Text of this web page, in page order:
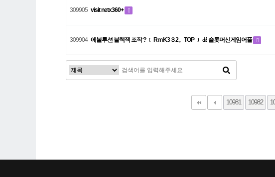
309905 visit netx360+
309904 에볼루션 블랙잭 조작 ? ﹝ RｍK3３2。TOP ﹞ ㎗ 슬롯머신게임어플
10981 10982
다음 맨끝